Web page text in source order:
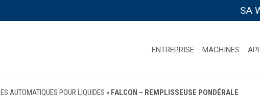
SA
ENTREPRISE MACHINES
AUTOMATIQUES POUR LIQUIDES » FALCON – REMPLISSEUSE PONDÉRALE